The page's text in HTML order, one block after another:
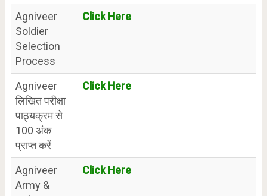
Agniveer
Soldier
Selection
Process
Click Here
Agniveer
लिखित परीक्षा
पाठ्यक्रम से
100 अंक
प्राप्त करें
Click Here
Agniveer
Army &
Click Here